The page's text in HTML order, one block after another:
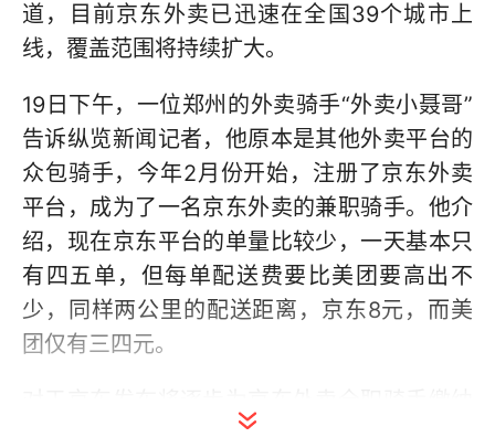
道，目前京东外卖已迅速在全国39个城市上
线，覆盖范围将持续扩大。
19日下午，一位郑州的外卖骑手“外卖小聂哥”
告诉纵览新闻记者，他原本是其他外卖平台的
众包骑手，今年2月份开始，注册了京东外卖
平台，成为了一名京东外卖的兼职骑手。他介
绍，现在京东平台的单量比较少，一天基本只
有四五单，但每单配送费要比美团要高出不
少，同样两公里的配送距离，京东8元，而美
团仅有三四元。
五险一金的消息，“外卖小聂哥”觉得这一点很